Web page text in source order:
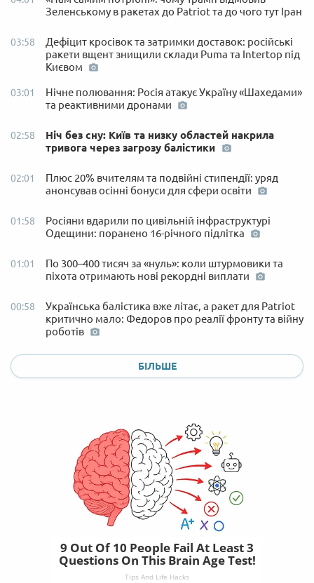
Зеленському в ракетах до Patriot та до чого тут Іран
03:58
Дефіцит кросівок та затримки доставок: російські
ракети вщент знищили склади Puma та Intertop під
Києвом
03:01
Нічне полювання: Росія атакує Україну «Шахедами»
та реактивними дронами
02:58
Ніч без сну: Київ та низку областей накрила
тривога через загрозу балістики
02:01
Плюс 20% вчителям та подвійні стипендії: уряд
анонсував осінні бонуси для сфери освіти
01:58
Росіяни вдарили по цивільній інфраструктурі
Одещини: поранено 16-річного підлітка
01:01
По 300–400 тисяч за «нуль»: коли штурмовики та
піхота отримають нові рекордні виплати
00:58
Українська балістика вже літає, а ракет для Patriot
критично мало: Федоров про реалії фронту та війну
роботів
БІЛЬШЕ
9 Out Of 10 People Fail At Least 3
Questions On This Brain Age Test!
Tips And Life Hacks